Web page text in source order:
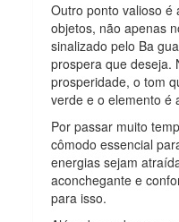
Outro ponto valioso é
objetos, não apenas
sinalizado pelo Ba
prospera que deseja.
prosperidade, o tom
verde e o elemento é
Por passar muito
cômodo essencial
energias sejam
aconchegante e
para isso.